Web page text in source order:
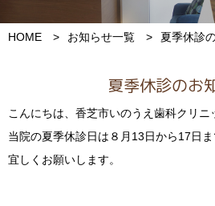
HOME お知らせ一覧 夏季休診
夏季休診のお
こんにちは、香芝市いのうえ歯科クリニ
当院の夏季休診日は８月13日から17日ま
宜しくお願いします。